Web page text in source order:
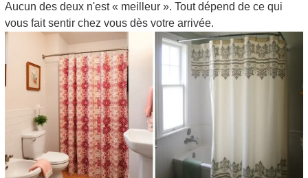
Aucun des deux n'est « meilleur ». Tout dépend de ce qui
vous fait sentir chez vous dès votre arrivée.